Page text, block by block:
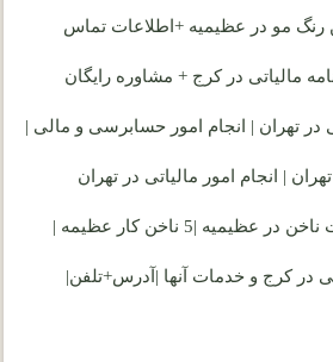
مالیاتی در کرج + مشاوره رایگان
تهران | انجام امور حسابرسی و مالی |
| انجام امور مالیاتی در تهران
|5 ناخن کار عظیمه |
در کرج و خدمات آنها |آدرس+تلفن|